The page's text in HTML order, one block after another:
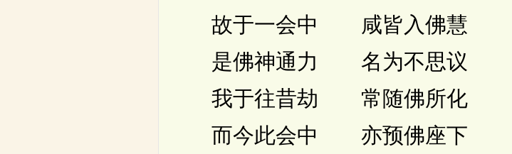
故于一会中 咸皆入佛慧
是佛神通力 名为不思议
我于往昔劫 常随佛所化
而今此会中 亦预佛座下